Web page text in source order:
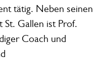
tätig. Neben seinen
St. Gallen ist Prof.
Coach und